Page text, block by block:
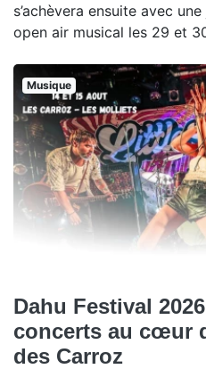
s’achèvera ensuite avec
open air musical les 29 et
Musique
Dahu Festival
concerts au cœur
des Carroz